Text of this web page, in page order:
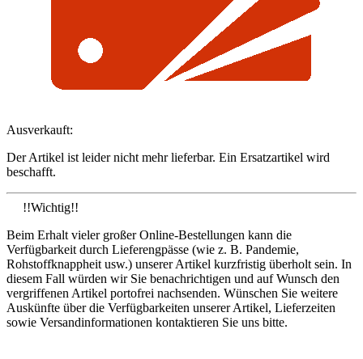
Ausverkauft:
Der Artikel ist leider nicht mehr lieferbar. Ein Ersatzartikel wird
beschafft.
!!Wichtig!!
Beim Erhalt vieler großer Online-Bestellungen kann die
Verfügbarkeit durch Lieferengpässe (wie z. B. Pandemie,
Rohstoffknappheit usw.) unserer Artikel kurzfristig überholt sein. In
diesem Fall würden wir Sie benachrichtigen und auf Wunsch den
vergriffenen Artikel portofrei nachsenden. Wünschen Sie weitere
Auskünfte über die Verfügbarkeiten unserer Artikel, Lieferzeiten
sowie Versandinformationen kontaktieren Sie uns bitte.